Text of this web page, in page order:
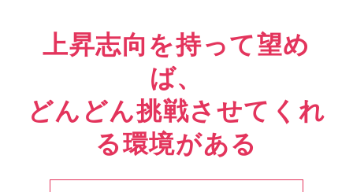
上昇志向を持って望め
ば、
どんどん挑戦させてくれ
る環境がある